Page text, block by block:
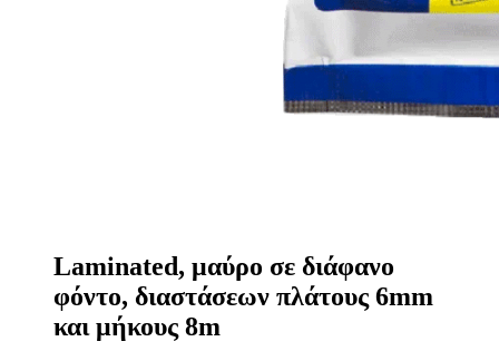
Laminated, μαύρο σε διάφανο
φόντο, διαστάσεων πλάτους 6mm
και μήκους 8m